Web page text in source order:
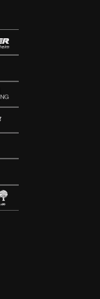
#fcg